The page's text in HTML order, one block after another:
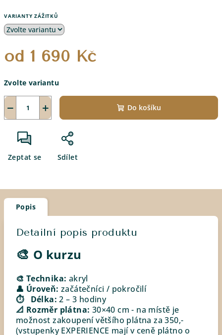
VARIANTY ZÁŽITKŮ
od1 690 Kč
cena:
Zvolte variantu
+
− Do košíku
Zeptat se Sdílet
Popis
Detailní popis produktu
🎨 O kurzu
🎨 Technika: akryl
👤 Úroveň: začátečníci / pokročilí
⏱ Délka:2 – 3 hodiny
📐 Rozměr plátna: 30×40 cm - na místě je
možnost zakoupení většího plátna za 350,-
(vstupenky EXPERIENCE mají v ceně plátno o